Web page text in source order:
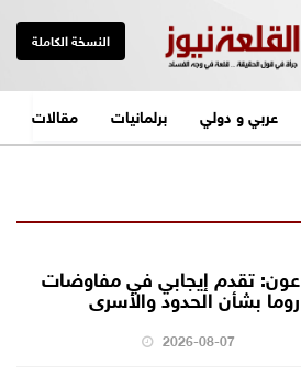
النسخة الكاملة
عربي و دولي برلمانيات مقالات
عون: تقدم إيجابي في مفاوضات
روما بشأن الحدود والأسرى
2026-08-07